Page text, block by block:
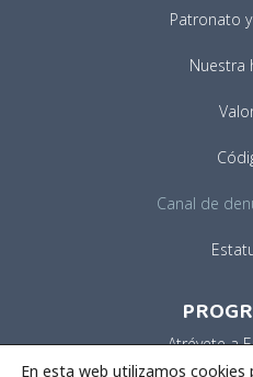
Patronato
Nuestra
Canal de
Atrévete a
En esta web utilizamos cookies